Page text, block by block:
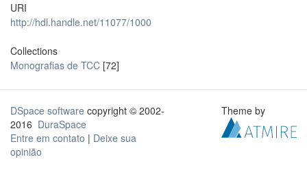
URI
http://hdl.handle.net/11077/1000
Collections
Monografias de TCC [72]
DSpace software copyright © 2002-
2016 DuraSpace
Entre em contato | Deixe sua
opinião
Theme by